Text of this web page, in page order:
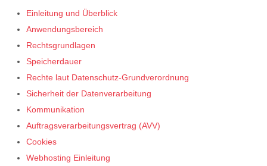
Einleitung und Überblick
Anwendungsbereich
Rechtsgrundlagen
Speicherdauer
Rechte laut Datenschutz-Grundverordnung
Sicherheit der Datenverarbeitung
Kommunikation
Auftragsverarbeitungsvertrag (AVV)
Cookies
Webhosting Einleitung